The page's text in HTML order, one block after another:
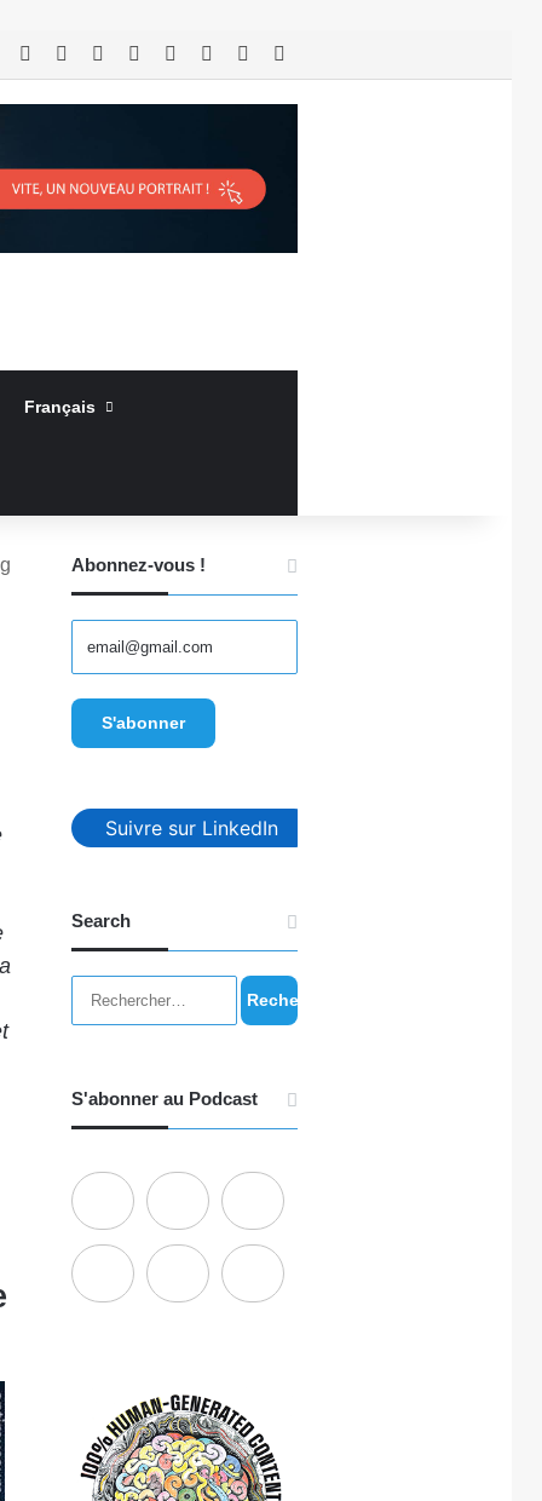
RSS Facebook LinkedinYouTubeConnexionArticle Aléatoire
Français
Abonnez-vous !
Suivre sur LinkedIn
Search
Rechercher :
S'abonner au Podcast